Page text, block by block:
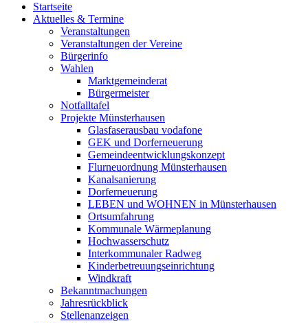
Startseite
Aktuelles & Termine
Veranstaltungen
Veranstaltungen der Vereine
Bürgerinfo
Wahlen
Marktgemeinderat
Bürgermeister
Notfalltafel
Projekte Münsterhausen
Glasfaserausbau vodafone
GEK und Dorferneuerung
Gemeindeentwicklungskonzept
Flurneuordnung Münsterhausen
Kanalsanierung
Dorferneuerung
LEBEN und WOHNEN in Münsterhausen
Ortsumfahrung
Kommunale Wärmeplanung
Hochwasserschutz
Interkommunaler Radweg
Kinderbetreuungseinrichtung
Windkraft
Bekanntmachungen
Jahresrückblick
Stellenanzeigen